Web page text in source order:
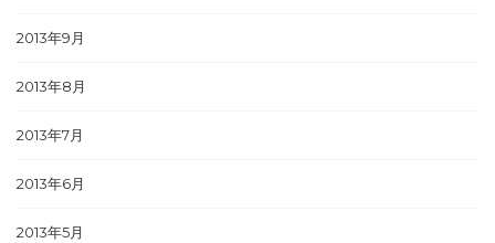
2013年9月
2013年8月
2013年7月
2013年6月
2013年5月